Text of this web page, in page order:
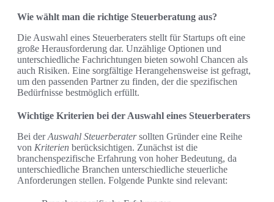
Wie wählt man die richtige Steuerberatung aus?
Die Auswahl eines Steuerberaters stellt für Startups oft eine
große Herausforderung dar. Unzählige Optionen und
unterschiedliche Fachrichtungen bieten sowohl Chancen als
auch Risiken. Eine sorgfältige Herangehensweise ist gefragt,
um den passenden Partner zu finden, der die spezifischen
Bedürfnisse bestmöglich erfüllt.
Wichtige Kriterien bei der Auswahl eines Steuerberaters
Bei derAuswahl Steuerberatersollten Gründer eine Reihe
von Kriterien berücksichtigen. Zunächst ist die
branchenspezifische Erfahrung von hoher Bedeutung, da
unterschiedliche Branchen unterschiedliche steuerliche
Anforderungen stellen. Folgende Punkte sind relevant: